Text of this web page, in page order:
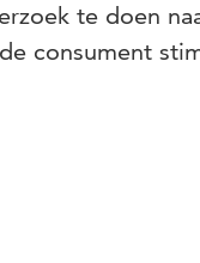
te doen
consument